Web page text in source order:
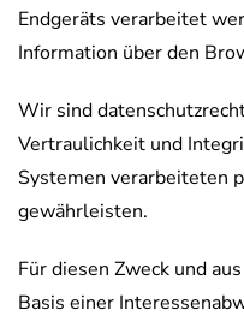
Endgeräts verarbeitet
Information über den
Wir sind
Vertraulichkeit und
Systemen verarbeiteten
gewährleisten.
Für diesen Zweck und
Basis einer